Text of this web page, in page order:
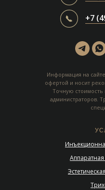
Информация на
офертой и носит
Точную стоимость
администраторов.
+7